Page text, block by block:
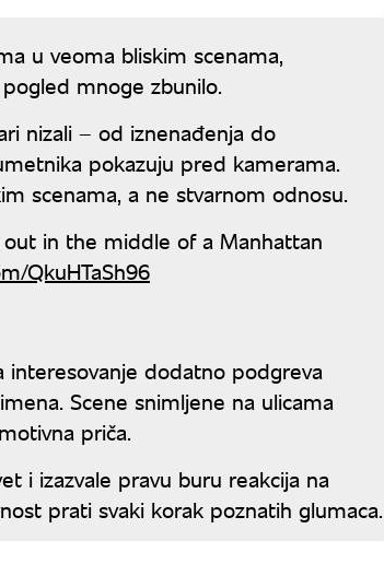
u veoma bliskim scenama,
mnoge zbunilo.
nizali – od iznenađenja do
pokazuju pred kamerama.
scenama, a ne stvarnom odnosu.
in the middle of a Manhattan
QkuHTaSh96
interesovanje dodatno podgreva
Scene snimljene na ulicama
priča.
i izazvale pravu buru reakcija na
prati svaki korak poznatih glumaca.